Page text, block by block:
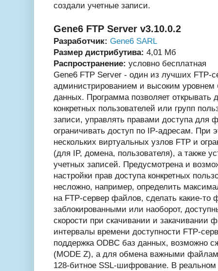
создали учетные записи.
Gene6 FTP Server v3.10.0.2
Разработчик: Gene6 SARL
Размер дистрибутива: 4,01 Мб
Распространение: условно бесплатная
Gene6 FTP Server - один из лучших FTP-
администрированием и высоким уровнем
данных. Программа позволяет открывать
конкретных пользователей или групп
записи, управлять правами доступа для
ограничивать доступ по IP-адресам. При
нескольких виртуальных узлов FTP и
(для IP, домена, пользователя), а также
учетных записей. Предусмотрена и
настройки прав доступа конкретных
несложно, например, определить
на FTP-сервер файлов, сделать какие-то
заблокированными или наоборот,
скорости при скачивании и закачивании
интервалы времени доступности FTP-
поддержка ODBC баз данных, возможно
(MODE Z), а для обмена важными
128-битное SSL-шифрование. В реальном